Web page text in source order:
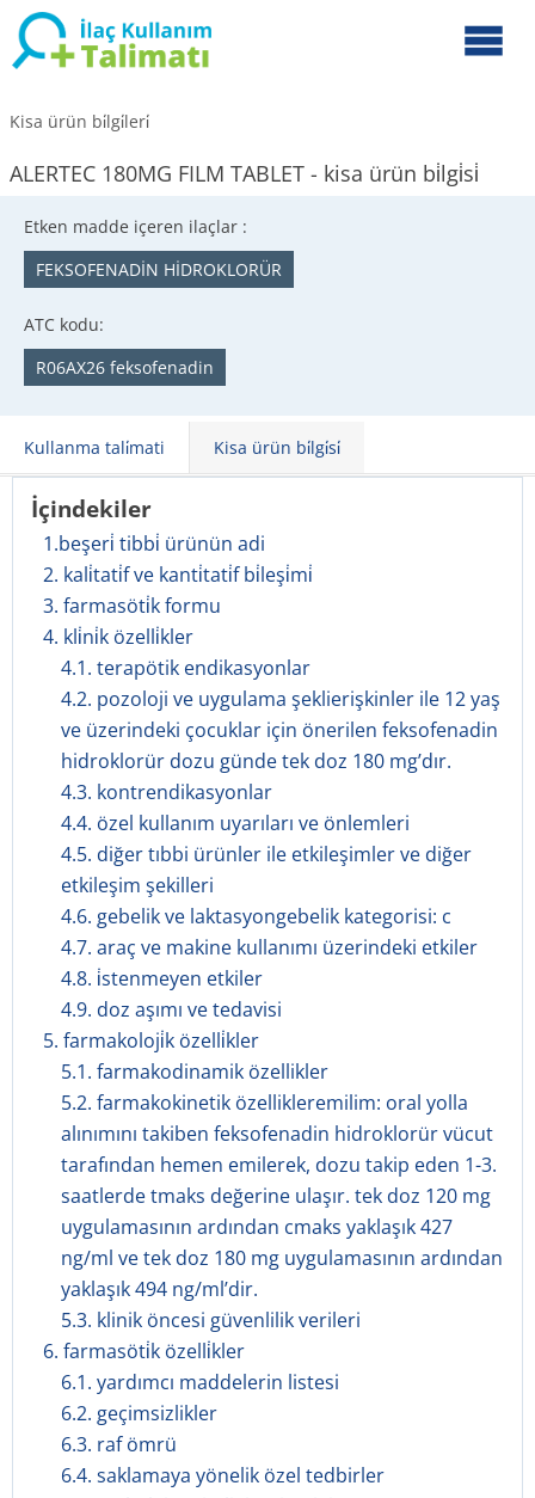
Kisa ürün bi̇lgi̇leri̇
ALERTEC 180MG FILM TABLET - kisa ürün bi̇lgi̇si̇
Etken madde içeren ilaçlar :
FEKSOFENADİN HİDROKLORÜR
ATC kodu:
R06AX26 feksofenadin
Kullanma tali̇mati Kisa ürün bi̇lgi̇si̇
İçindekiler
1.beşeri̇ tibbi̇ ürünün adi
2. kali̇tati̇f ve kanti̇tati̇f bi̇leşi̇mi̇
3. farmasöti̇k formu
4. kli̇ni̇k özelli̇kler
4.1. terapötik endikasyonlar
4.2. pozoloji ve uygulama şeklierişkinler ile 12 yaş
ve üzerindeki çocuklar için önerilen feksofenadin
hidroklorür dozu günde tek doz 180 mg’dır.
4.3. kontrendikasyonlar
4.4. özel kullanım uyarıları ve önlemleri
4.5. diğer tıbbi ürünler ile etkileşimler ve diğer
etkileşim şekilleri
4.6. gebelik ve laktasyongebelik kategorisi: c
4.7. araç ve makine kullanımı üzerindeki etkiler
4.8. i̇stenmeyen etkiler
4.9. doz aşımı ve tedavisi
5. farmakoloji̇k özelli̇kler
5.1. farmakodinamik özellikler
5.2. farmakokinetik özellikleremilim: oral yolla
alınımını takiben feksofenadin hidroklorür vücut
tarafından hemen emilerek, dozu takip eden 1-3.
saatlerde tmaks değerine ulaşır. tek doz 120 mg
uygulamasının ardından cmaks yaklaşık 427
ng/ml ve tek doz 180 mg uygulamasının ardından
yaklaşık 494 ng/ml’dir.
5.3. klinik öncesi güvenlilik verileri
6. farmasöti̇k özelli̇kler
6.1. yardımcı maddelerin listesi
6.2. geçimsizlikler
6.3. raf ömrü
6.4. saklamaya yönelik özel tedbirler